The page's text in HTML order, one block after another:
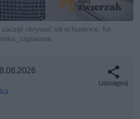
ukrywać się w łazience, fot.
nitka_zaplatana
Udostępnij